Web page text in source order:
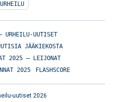
URHEILU-UUTISET
JÄÄKIEKOSTA
2025 – LEIJONAT
2025
FLASHSCORE
uutiset 2026